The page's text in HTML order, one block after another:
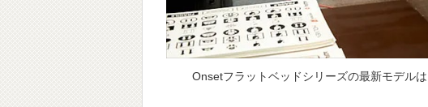
Onsetフラットベッドシリーズの最新モデル